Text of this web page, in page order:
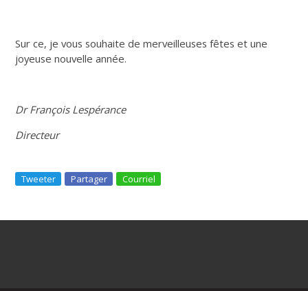
Sur ce, je vous souhaite de merveilleuses fêtes et une
joyeuse nouvelle année.
Dr François Lespérance
Directeur
Tweeter Partager Courriel